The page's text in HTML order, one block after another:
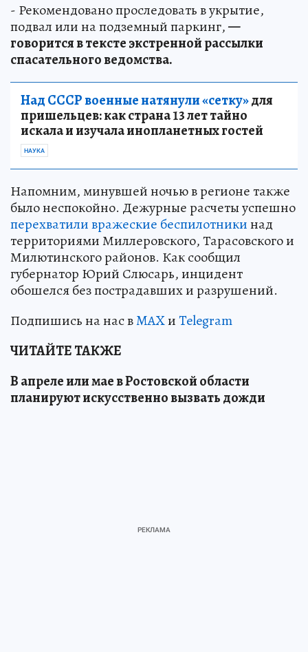
- Рекомендовано проследовать в укрытие,
подвал или на подземный паркинг,—
говорится в тексте экстренной рассылки
спасательного ведомства.
Над СССР военные натянули «сетку»для
пришельцев: как страна 13 лет тайно
искала и изучала инопланетных гостей
НАУКА
Напомним, минувшей ночью в регионе также
было неспокойно. Дежурные расчеты успешно
перехватили вражеские беспилотникинад
территориями Миллеровского, Тарасовского и
Милютинского районов. Как сообщил
губернатор Юрий Слюсарь, инцидент
обошелся без пострадавших и разрушений.
Подпишись на нас вMAXиTelegram
ЧИТАЙТЕ ТАКЖЕ
В апреле или мае в Ростовской области
планируют искусственно вызвать дожди